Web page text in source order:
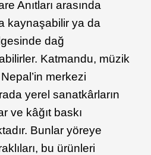
Anıtları arasında
kaynaşabilir ya da
dağ
Katmandu, müzik
merkezi
yerel sanatkârların
ve kâğıt baskı
Bunlar yöreye
bu ürünleri